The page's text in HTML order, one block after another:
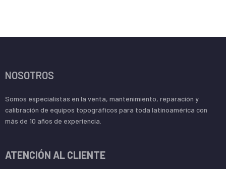
NOSOTROS
Somos especialistas en la venta, mantenimiento, reparación y
calibración de equipos topográficos para toda latinoamérica con
más de 10 años de experiencia.
ATENCIÓN AL CLIENTE